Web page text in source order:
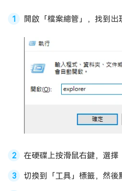
開啟「檔案總管」，找到出
在硬碟上按滑鼠右鍵，選擇
切換到「工具」標籤，然後